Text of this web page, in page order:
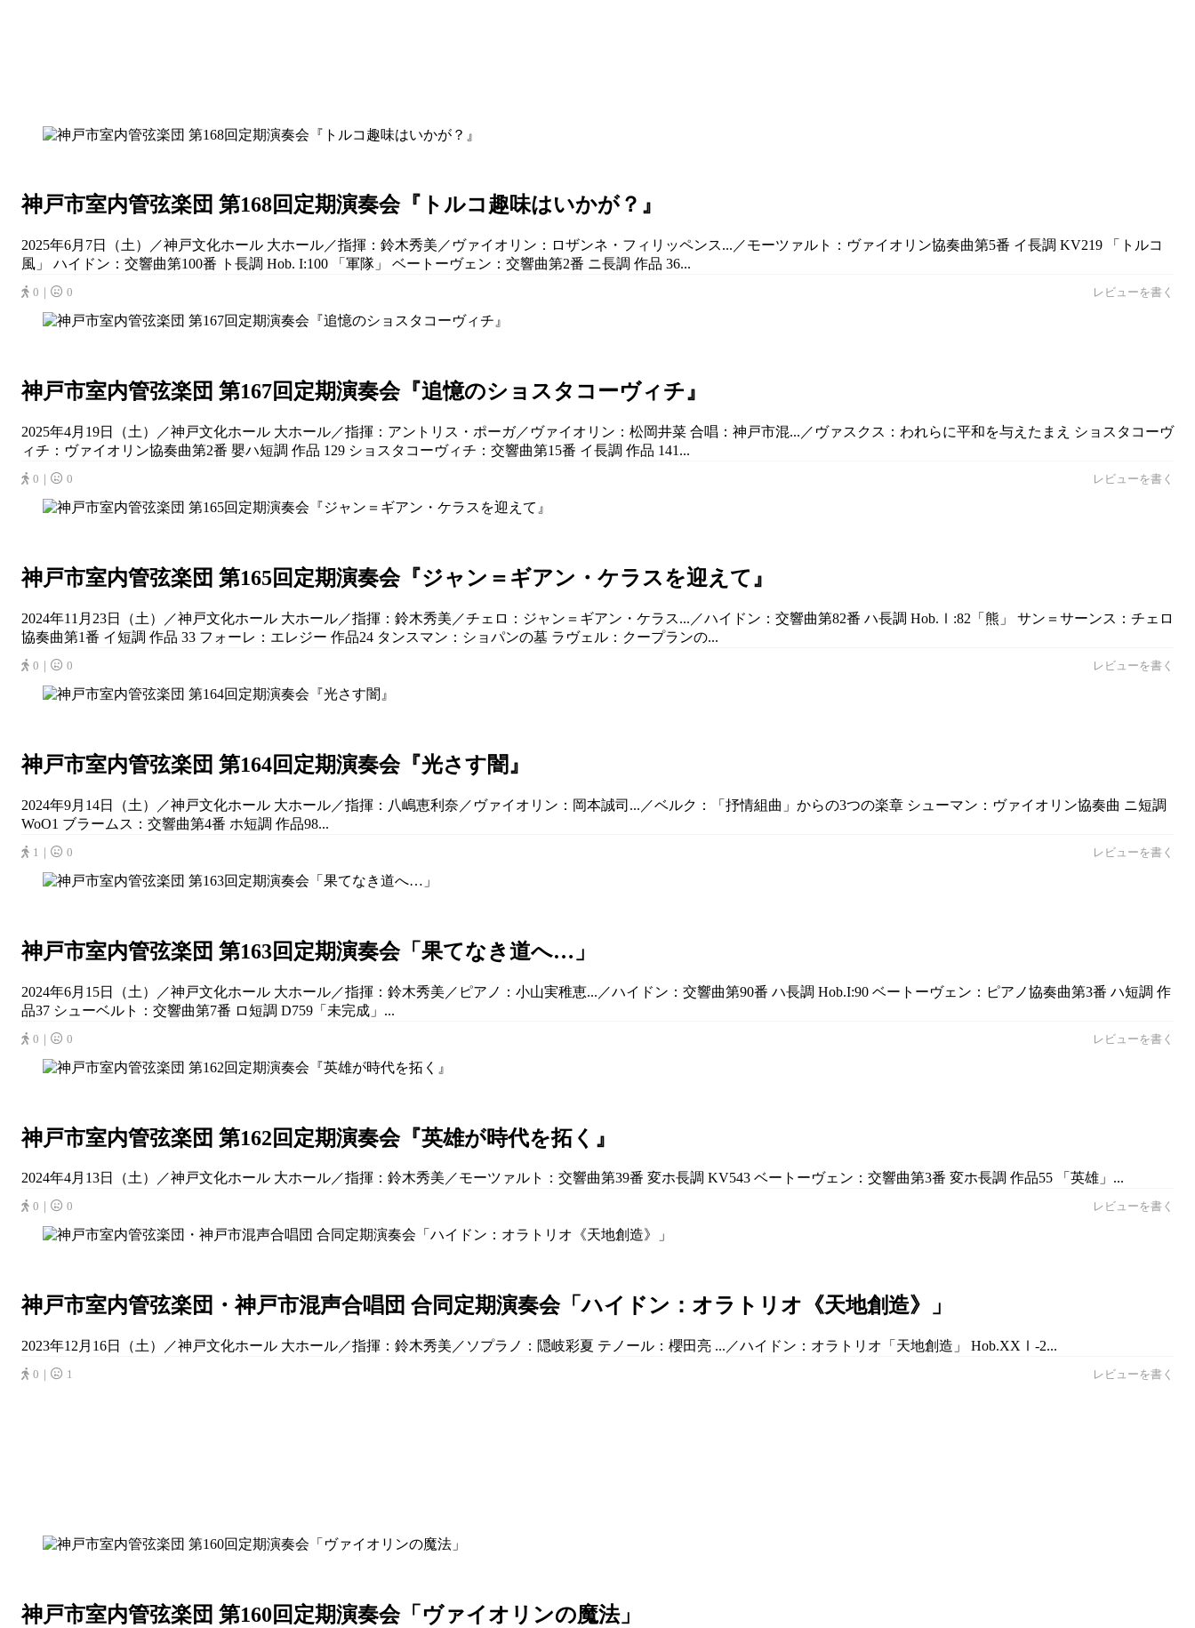
神戸市室内管弦楽団 第168回定期演奏会『トルコ趣味はいかが？』
2025年6月7日（土）／神戸文化ホール 大ホール／指揮：鈴木秀美／ヴァイオリン：ロザンネ・フィリッペンス...／モーツァルト：ヴァイオリン協奏曲第5番 イ長調 KV219 「トルコ
風」 ハイドン：交響曲第100番 ト長調 Hob. I:100 「軍隊」 ベートーヴェン：交響曲第2番 ニ長調 作品 36...
0｜ 0 レビューを書く
神戸市室内管弦楽団 第167回定期演奏会『追憶のショスタコーヴィチ』
2025年4月19日（土）／神戸文化ホール 大ホール／指揮：アントリス・ポーガ／ヴァイオリン：松岡井菜 合唱：神戸市混...／ヴァスクス：われらに平和を与えたまえ ショスタコーヴ
ィチ：ヴァイオリン協奏曲第2番 嬰ハ短調 作品 129 ショスタコーヴィチ：交響曲第15番 イ長調 作品 141...
0｜ 0 レビューを書く
神戸市室内管弦楽団 第165回定期演奏会『ジャン＝ギアン・ケラスを迎えて』
2024年11月23日（土）／神戸文化ホール 大ホール／指揮：鈴木秀美／チェロ：ジャン＝ギアン・ケラス...／ハイドン：交響曲第82番 ハ長調 Hob.Ⅰ:82「熊」 サン＝サーンス：チェロ
協奏曲第1番 イ短調 作品 33 フォーレ：エレジー 作品24 タンスマン：ショパンの墓 ラヴェル：クープランの...
0｜ 0 レビューを書く
神戸市室内管弦楽団 第164回定期演奏会『光さす闇』
2024年9月14日（土）／神戸文化ホール 大ホール／指揮：八嶋恵利奈／ヴァイオリン：岡本誠司...／ベルク：「抒情組曲」からの3つの楽章 シューマン：ヴァイオリン協奏曲 ニ短調
WoO1 ブラームス：交響曲第4番 ホ短調 作品98...
1｜ 0 レビューを書く
神戸市室内管弦楽団 第163回定期演奏会「果てなき道へ…」
2024年6月15日（土）／神戸文化ホール 大ホール／指揮：鈴木秀美／ピアノ：小山実稚恵...／ハイドン：交響曲第90番 ハ長調 Hob.I:90 ベートーヴェン：ピアノ協奏曲第3番 ハ短調 作
品37 シューベルト：交響曲第7番 ロ短調 D759「未完成」...
0｜ 0 レビューを書く
神戸市室内管弦楽団 第162回定期演奏会『英雄が時代を拓く』
2024年4月13日（土）／神戸文化ホール 大ホール／指揮：鈴木秀美／モーツァルト：交響曲第39番 変ホ長調 KV543 ベートーヴェン：交響曲第3番 変ホ長調 作品55 「英雄」...
0｜ 0 レビューを書く
神戸市室内管弦楽団・神戸市混声合唱団 合同定期演奏会「ハイドン：オラトリオ《天地創造》」
2023年12月16日（土）／神戸文化ホール 大ホール／指揮：鈴木秀美／ソプラノ：隠岐彩夏 テノール：櫻田亮 ...／ハイドン：オラトリオ「天地創造」 Hob.XXⅠ-2...
0｜ 1 レビューを書く
神戸市室内管弦楽団 第160回定期演奏会「ヴァイオリンの魔法」